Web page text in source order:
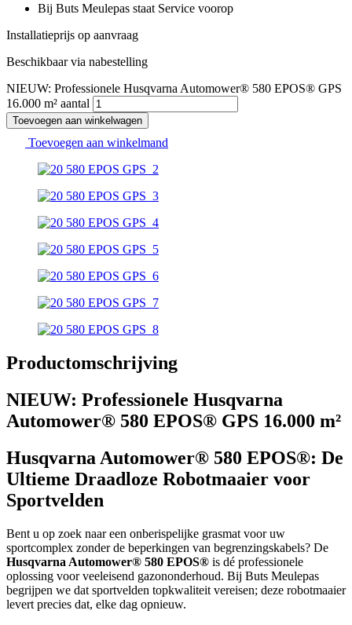
Bij Buts Meulepas staat Service voorop
Installatieprijs op aanvraag
Beschikbaar via nabestelling
NIEUW: Professionele Husqvarna Automower® 580 EPOS® GPS
16.000 m² aantal
Toevoegen aan winkelwagen
Toevoegen aan winkelmand
Productomschrijving
NIEUW: Professionele Husqvarna
Automower® 580 EPOS® GPS 16.000 m²
Husqvarna Automower® 580 EPOS®: De
Ultieme Draadloze Robotmaaier voor
Sportvelden
Bent u op zoek naar een onberispelijke grasmat voor uw
sportcomplex zonder de beperkingen van begrenzingskabels? De
Husqvarna Automower® 580 EPOS® is dé professionele
oplossing voor veeleisend gazononderhoud. Bij Buts Meulepas
begrijpen we dat sportvelden topkwaliteit vereisen; deze robotmaaier
levert precies dat, elke dag opnieuw.